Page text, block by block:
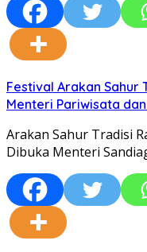
Festival Arakan Sahur
Menteri Pariwisata
Arakan Sahur Tradisi
Dibuka Menteri